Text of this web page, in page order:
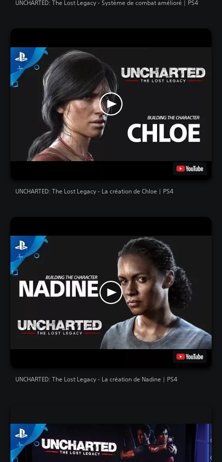
UNCHARTED: The Lost Legacy - Système de combat amélioré | PS4
UNCHARTED: The Lost Legacy - La création de Chloe | PS4
UNCHARTED: The Lost Legacy - La création de Nadine | PS4